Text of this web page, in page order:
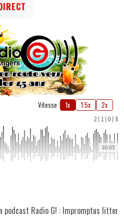
Vitesse : 1x 1.5x 2x
2 1 0 3
00:05
podcast Radio G! : Impromptus